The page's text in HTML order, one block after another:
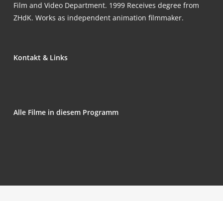
Film and Video Depart­ment. 1999 Recei­ves degree from
ZHdK. Works as inde­pen­dent ani­ma­ti­on filmmaker.
Kon­takt & Links
Alle Fil­me in die­sem Programm